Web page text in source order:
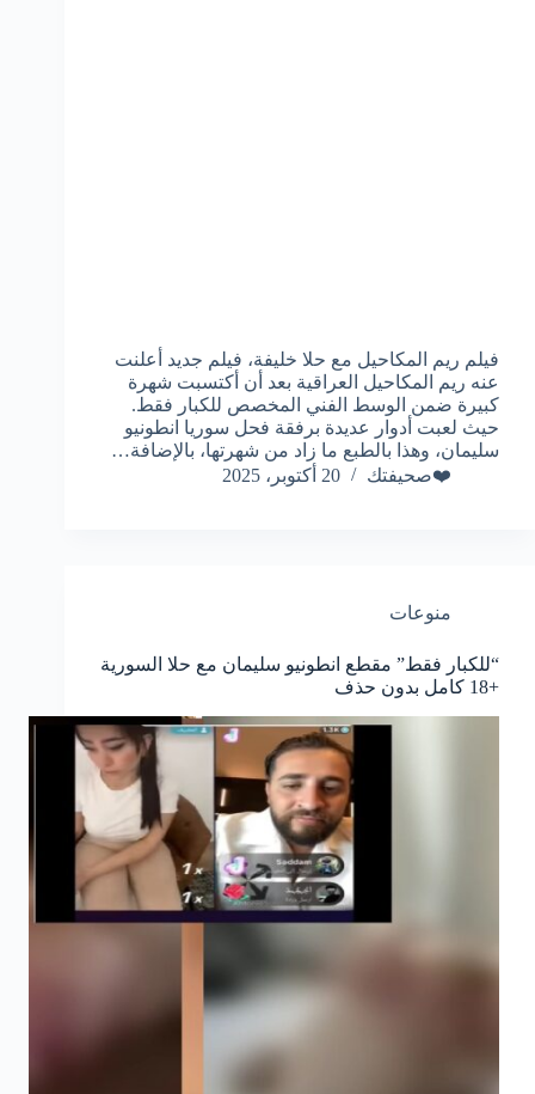
فيلم ريم المكاحيل مع حلا خليفة، فيلم جديد أعلنت
عنه ريم المكاحيل العراقية بعد أن أكتسبت شهرة
كبيرة ضمن الوسط الفني المخصص للكبار فقط.
حيث لعبت أدوار عديدة برفقة فحل سوريا انطونيو
سليمان، وهذا بالطبع ما زاد من شهرتها، بالإضافة…
❤️صحيفتك
20 أكتوبر، 2025
منوعات
“للكبار فقط” مقطع انطونيو سليمان مع حلا السورية
+18 كامل بدون حذف